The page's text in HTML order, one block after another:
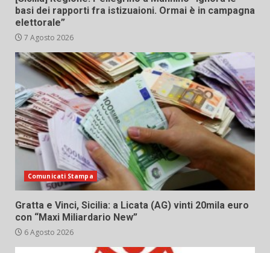
basi dei rapporti fra istizuaioni. Ormai è in campagna
elettorale”
7 Agosto 2026
Comunicati Stampa
Gratta e Vinci, Sicilia: a Licata (AG) vinti 20mila euro
con “Maxi Miliardario New”
6 Agosto 2026